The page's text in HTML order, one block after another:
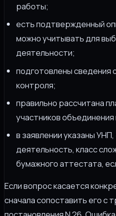
работы;
есть подтвержденный
можно учитывать для
деятельности;
подготовлены сведения
контроля;
правильно рассчитана
участников объединения
в заявлении указаны
деятельность, класс
бумажного аттестата,
Если вопрос касается
сначала сопоставить его с